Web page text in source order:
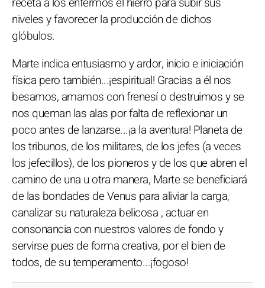
niveles y favorecer la producción de dichos
glóbulos.
Marte indica entusiasmo y ardor, inicio e iniciación
física pero también...¡espiritual! Gracias a él nos
besamos, amamos con frenesí o destruimos y se
nos queman las alas por falta de reflexionar un
poco antes de lanzarse...¡a la aventura! Planeta de
los tribunos, de los militares, de los jefes (a veces
los jefecillos), de los pioneros y de los que abren el
camino de una u otra manera, Marte se beneficiará
de las bondades de Venus para aliviar la carga,
canalizar su naturaleza belicosa , actuar en
consonancia con nuestros valores de fondo y
servirse pues de forma creativa, por el bien de
todos, de su temperamento...¡fogoso!